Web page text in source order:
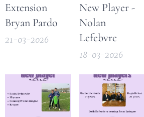
Extension
Bryan Pardo
21-03-2026
New Player -
Nolan
Lefebvre
18-03-2026